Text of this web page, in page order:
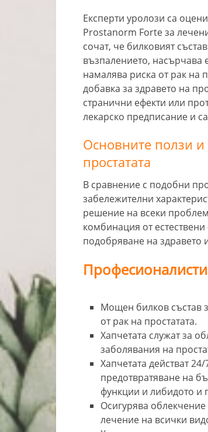
Експерти уролози са
Prostanorm Forte за
сочат, че билковият
възпалението,
намалява риска от рак на
добавка за здравето на
странични ефекти или
лекарско предписание и
Основните ползи и
простатата
В сравнение с подобни
забележителни
решение на всеки
комбинация от
подобряване на здравето
Мощен билков състав
от рак на простатата.
Хапчетата служат за
заболявания на
Хапчетата действат
предотвратяване на
функции и либидото и
Осигурява
лечение на всички